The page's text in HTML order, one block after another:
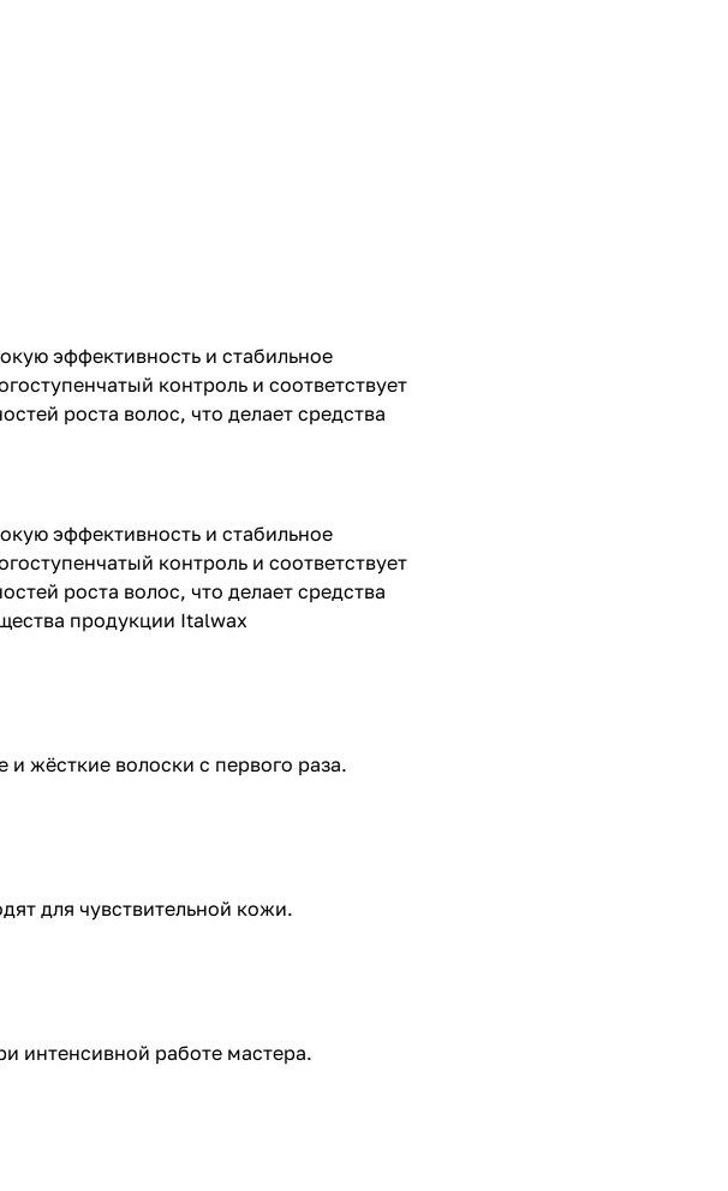
эффективность и стабильное
контроль и соответствует
роста волос, что делает средства
эффективность и стабильное
контроль и соответствует
роста волос, что делает средства
продукции Italwax
жёсткие волоски с первого раза.
для чувствительной кожи.
интенсивной работе мастера.